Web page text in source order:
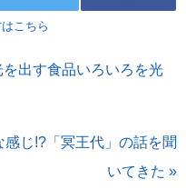
こちら
出す食品いろいろを光
じ!?「冥王代」の話を聞
いてきた »